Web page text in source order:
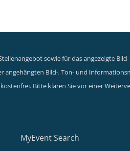
sowie für das angezeigte
angehängten Bild-, Ton- und
Bitte klären Sie vor einer
MyEvent Search